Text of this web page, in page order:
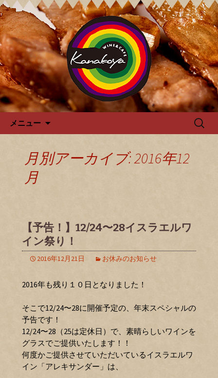
Kanakoya カナコヤのブログ
カナコヤよりお知らせ
メニュー
検
月別アーカイブ: 2016年12
月
【予告！】12/24〜28イスラエルワ
イン祭り！
2016年12月21日 お休みのお知らせ
2016年も残り１０日となりました！
そこで12/24〜28に開催予定の、年末スペシャルの
予告です！
12/24〜28（25は定休日）で、素晴らしいワインを
グラスでご提供いたします！！
何度かご提供させていただいているイスラエルワ
イン「アレキサンダー」は、